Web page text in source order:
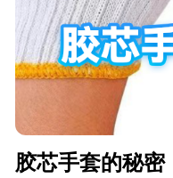
胶芯手套的秘密